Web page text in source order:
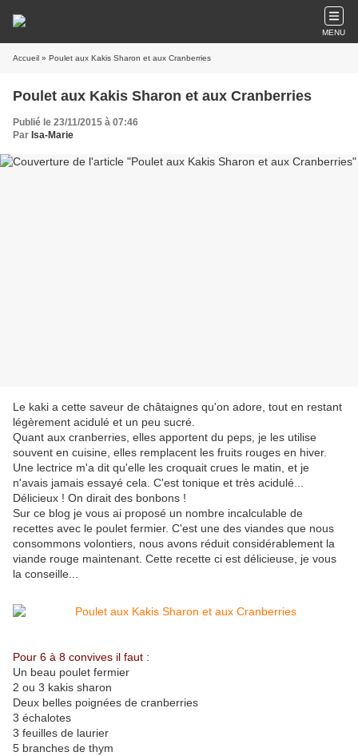
MENU
Accueil » Poulet aux Kakis Sharon et aux Cranberries
Poulet aux Kakis Sharon et aux Cranberries
Publié le 23/11/2015 à 07:46
Par Isa-Marie
Le kaki a cette saveur de châtaignes qu'on adore, tout en restant
légèrement acidulé et un peu sucré.
Quant aux cranberries, elles apportent du peps, je les utilise
souvent en cuisine, elles remplacent les fruits rouges en hiver.
Une lectrice m'a dit qu'elle les croquait crues le matin, et je
n'avais jamais essayé cela. C'est tonique et très acidulé...
Délicieux ! On dirait des bonbons !
Sur ce blog je vous ai proposé un nombre incalculable de
recettes avec le poulet fermier. C'est une des viandes que nous
consommons volontiers, nous avons réduit considérablement la
viande rouge maintenant. Cette recette ci est délicieuse, je vous
la conseille...
Pour 6 à 8 convives il faut :
Un beau poulet fermier
2 ou 3 kakis sharon
Deux belles poignées de cranberries
3 échalotes
3 feuilles de laurier
5 branches de thym